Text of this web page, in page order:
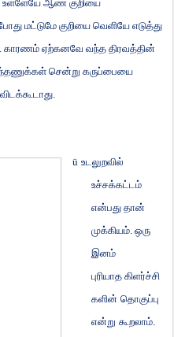
உள்ளேயே ஆண் குறியை
மட்டுமே குறியை வெளியே எடுத்து
காரணம் ஏற்கனவே வந்த திரவத்தின்
சென்று கருப்பையை
ü உடலுறவில்
உச்சக்கட்டம்
என்பது தான்
முக்கியம். ஒரு
இனம்
புரியாத கிளர்ச்சி
களின் தொகுப்பு
என்று கூறலாம்.